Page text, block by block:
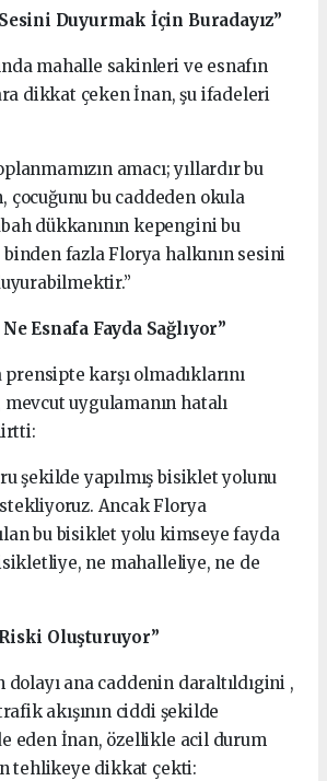
Duyurmak İçin Buradayız”
mahalle sakinleri ve esnafın
dikkat çeken İnan, şu ifadeleri
amacı; yıllardır bu
çocuğunu bu caddeden okula
dükkanının kepengini bu
fazla Florya halkının sesini
Esnafa Fayda Sağlıyor”
karşı olmadıklarını
uygulamanın hatalı
şekilde yapılmış bisiklet yolunu
Ancak Florya
bu bisiklet yolu kimseye fayda
ne mahalleliye, ne de
Oluşturuyor”
ana caddenin daraltıldıgini ,
akışının ciddi şekilde
eden İnan, özellikle acil durum
tehlikeye dikkat çekti: